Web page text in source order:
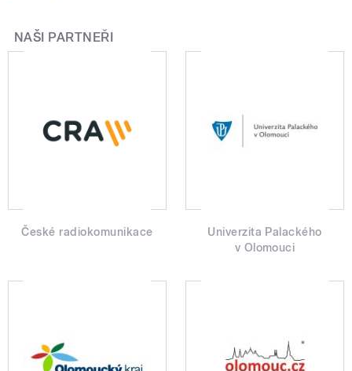
NAŠI PARTNEŘI
České radiokomunikace
Univerzita Palackého
v Olomouci